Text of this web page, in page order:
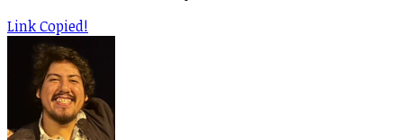
Link Copied!